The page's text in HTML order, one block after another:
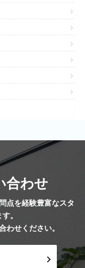
合わせ
点を経験豊富なスタ
。
わせください。